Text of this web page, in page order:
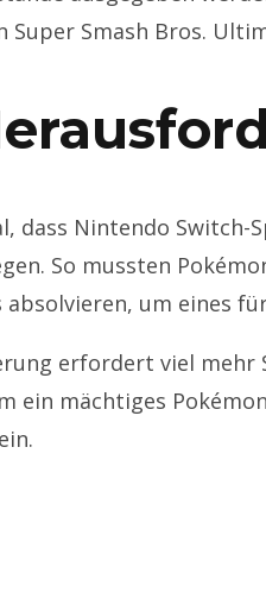
Super Smash Bros.
dass Nintendo Switch-
So mussten
absolvieren, um eines
erfordert viel mehr
ein mächtiges